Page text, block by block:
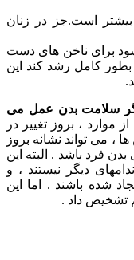
است.جز در زنان
شود برای ناخن های دست
بطور کامل رشد کند این
سلامت بدن عمل می
موارد ، بروز تغییر در
می تواند نشانه بروز
فرد باشد . البته این
دیگر نیستند ، و
شده باشند . اما این
تشخیص داد .